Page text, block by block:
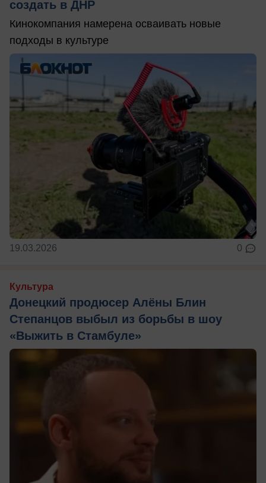
создать в ДНР
Кинокомпания намерена осваивать новые
подходы в культуре
19.03.2026 0
Культура
Донецкий продюсер Алёны Блин
Степанцов выбыл из борьбы в шоу
«Выжить в Стамбуле»